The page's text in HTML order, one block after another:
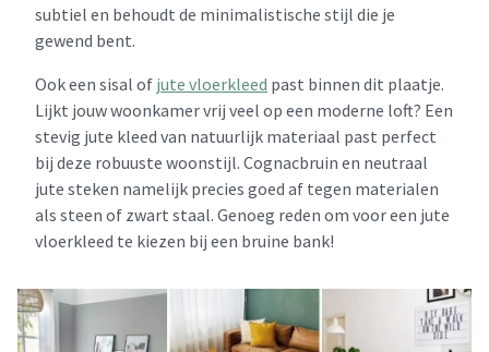
subtiel en behoudt de minimalistische stijl die je
gewend bent.
Ook een sisal of jute vloerkleed past binnen dit plaatje.
Lijkt jouw woonkamer vrij veel op een moderne loft? Een
stevig jute kleed van natuurlijk materiaal past perfect
bij deze robuuste woonstijl. Cognacbruin en neutraal
jute steken namelijk precies goed af tegen materialen
als steen of zwart staal. Genoeg reden om voor een jute
vloerkleed te kiezen bij een bruine bank!